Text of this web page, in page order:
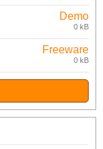
Demo
0 kB
Freeware
0 kB